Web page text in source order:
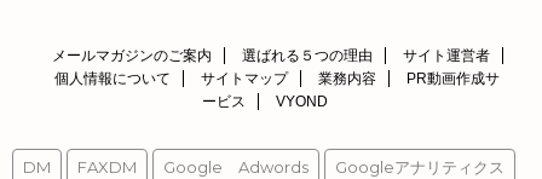
メールマガジンのご案内 選ばれる５つの理由
サイト運営者
個人情報について
サイトマップ 業務内容
PR動画作成サ
ービス
VYOND
DM FAXDM Google Adwords Googleアナリティクス